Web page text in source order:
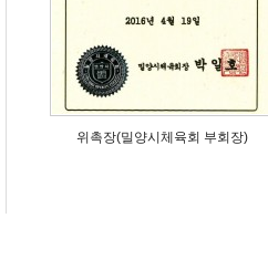
위촉장(밀양시체육회 부회장)